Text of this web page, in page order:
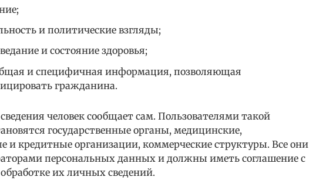
и политические взгляды;
и состояние здоровья;
и специфичная информация, позволяющая
гражданина.
человек сообщает сам. Пользователями такой
государственные органы, медицинские,
и кредитные организации, коммерческие структуры. Все они
персональных данных и должны иметь соглашение с
их личных сведений.